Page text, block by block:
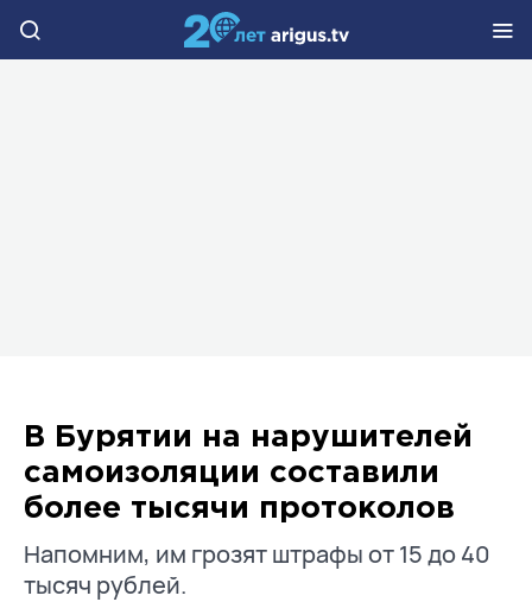
В Бурятии на нарушителей
самоизоляции составили
более тысячи протоколов
Напомним, им грозят штрафы от 15 до 40
тысяч рублей.